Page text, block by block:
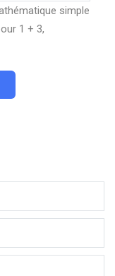
simple
1 + 3,